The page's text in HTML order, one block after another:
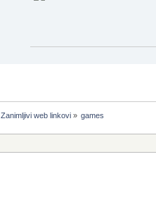
Zanimljivi web linkovi» games